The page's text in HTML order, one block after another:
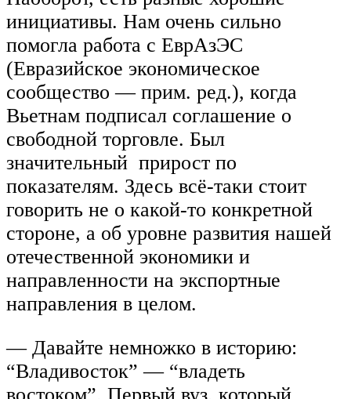
инициативы. Нам очень сильно
помогла работа с ЕврАзЭС
(Евразийское экономическое
сообщество — прим. ред.), когда
Вьетнам подписал соглашение о
свободной торговле. Был
значительный прирост по
показателям. Здесь всё-таки стоит
говорить не о какой-то конкретной
стороне, а об уровне развития нашей
отечественной экономики и
направленности на экспортные
направления в целом.
— Давайте немножко в историю:
“Владивосток” — “владеть